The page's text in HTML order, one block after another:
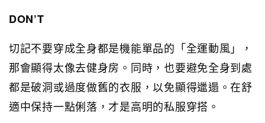
DON’T
切記不要穿成全身都是機能單品的「全運動風」，
那會顯得太像去健身房。同時，也要避免全身到處
都是破洞或過度做舊的衣服，以免顯得邋遢。在舒
適中保持一點俐落，才是高明的私服穿搭。